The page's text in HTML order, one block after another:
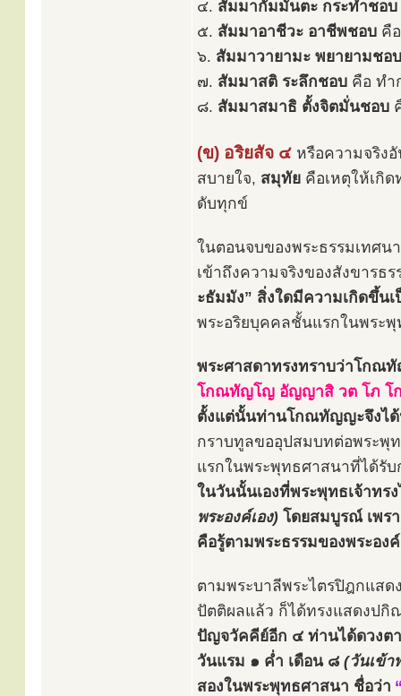
๔. สัมมากัมมันตะ กระทำชอบ
๕. สัมมาอาชีวะ อาชีพชอบ คื
๖. สัมมาวายามะ พยายามชอบ
๗. สัมมาสติ ระลึกชอบ คือ ทำ
๘. สัมมาสมาธิ ตั้งจิตมั่นชอบ
(ข) อริยสัจ ๔ หรือความจริง
สบายใจ, สมุทัย คือเหตุให้เกิ
ดับทุกข์
ในตอนจบของพระธรรมเทศ
เข้าถึงความจริงของสังขารธ
ะธัมมัง” สิ่งใดมีความเกิดขึ้น
พระอริยบุคคลชั้นแรกในพระ
พระศาสดาทรงทราบว่าโกณ
โกณทัญโญ อัญญาสิ วต โภ โ
ตั้งแต่นั้นท่านโกณทัญญะจึงไ
กราบทูลขออุปสมบทต่อพระพุ
แรกในพระพุทธศาสนาที่ได้รั
ในวันนั้นเองที่พระพุทธเจ้าท
พระองค์เอง) โดยสมบูรณ์ เพร
คือรู้ตามพระธรรมของพระอง
ตามพระบาลีพระไตรปิฎกแส
ปัตติผลแล้ว ก็ได้ทรงแสดงป
ปัญจวัคคีย์อีก ๔ ท่านได้ดวงต
วันแรม ๑ ค่ำ เดือน ๘ (วันเข้า
สองในพระพุทธศาสนา ชื่อว่า